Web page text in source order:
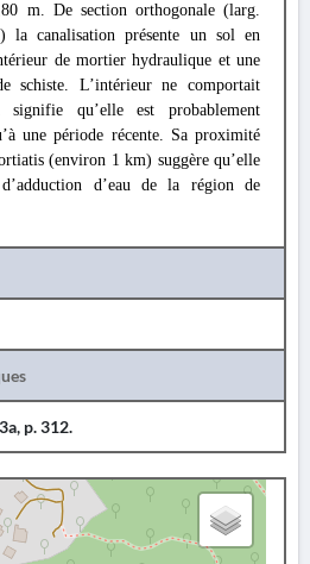
m. De section orthogonale (larg.
canalisation présente un sol en
de mortier hydraulique et une
schiste. L’intérieur ne comportait
qu’elle est probablement
une période récente. Sa proximité
(environ 1 km) suggère qu’elle
d’eau de la région de
p. 312.